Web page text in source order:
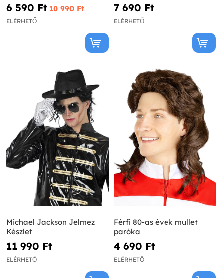
6 590 Ft‎ 10 990 Ft‎
ELÉRHETŐ
7 690 Ft‎
ELÉRHETŐ
Michael Jackson Jelmez
Készlet
11 990 Ft‎
ELÉRHETŐ
Férfi 80-as évek mullet
paróka
4 690 Ft‎
ELÉRHETŐ